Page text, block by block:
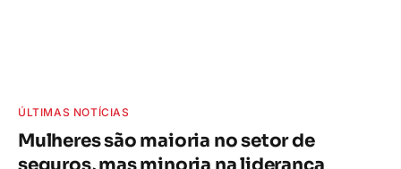
ÚLTIMAS NOTÍCIAS
Mulheres são maioria no setor de